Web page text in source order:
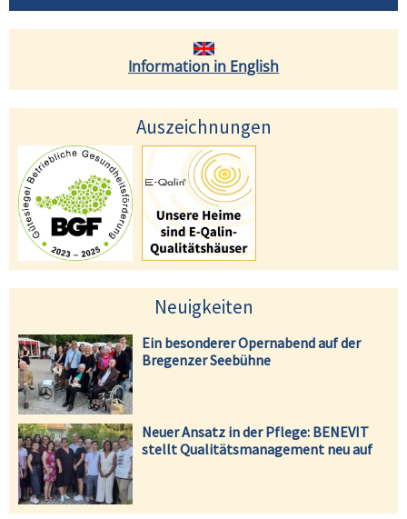
Information in English
Auszeichnungen
Neuigkeiten
Ein besonderer Opernabend auf der
Bregenzer Seebühne
Neuer Ansatz in der Pflege: BENEVIT
stellt Qualitätsmanagement neu auf